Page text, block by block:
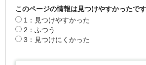
このページの情報は見つけやすかったで
1：見つけやすかった
2：ふつう
3：見つけにくかった